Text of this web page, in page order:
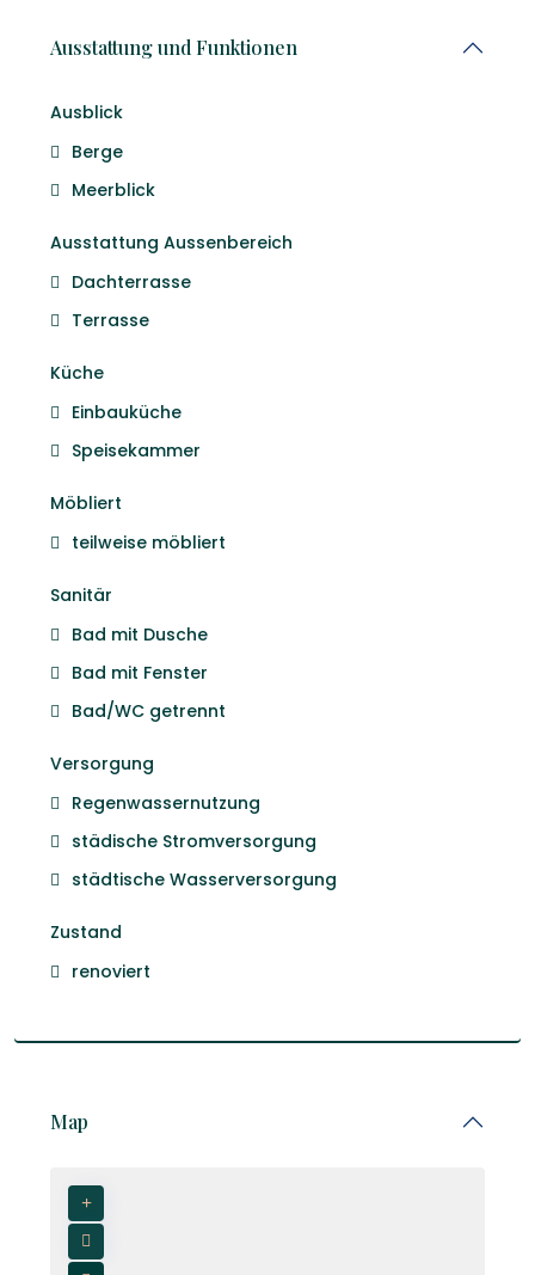
Ausstattung und Funktionen
Ausblick
Berge
Meerblick
Ausstattung Aussenbereich
Dachterrasse
Terrasse
Küche
Einbauküche
Speisekammer
Möbliert
teilweise möbliert
Sanitär
Bad mit Dusche
Bad mit Fenster
Bad/WC getrennt
Versorgung
Regenwassernutzung
städische Stromversorgung
städtische Wasserversorgung
Zustand
renoviert
Map